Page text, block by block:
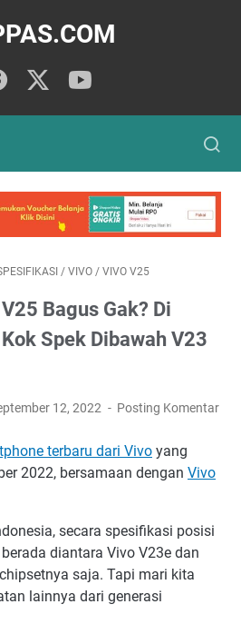
/ VIVO / VIVO V25
Bagus Gak? Di
Spek Dibawah V23
12, 2022 Posting Komentar
terbaru dari Vivo yang
2022, bersamaan dengan Vivo
secara spesifikasi posisi
diantara Vivo V23e dan
saja. Tapi mari kita
lainnya dari generasi